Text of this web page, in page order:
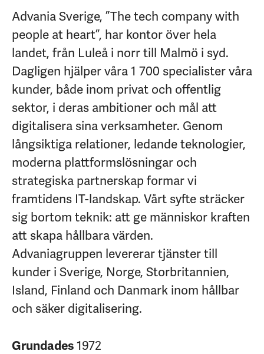
Advania Sverige, ”The tech company with
people at heart”, har kontor över hela
landet, från Luleå i norr till Malmö i syd.
Dagligen hjälper våra 1 700 specialister våra
kunder, både inom privat och offentlig
sektor, i deras ambitioner och mål att
digitalisera sina verksamheter. Genom
långsiktiga relationer, ledande teknologier,
moderna plattformslösningar och
strategiska partnerskap formar vi
framtidens IT-landskap. Vårt syfte sträcker
sig bortom teknik: att ge människor kraften
att skapa hållbara värden.
Advaniagruppen levererar tjänster till
kunder i Sverige, Norge, Storbritannien,
Island, Finland och Danmark inom hållbar
och säker digitalisering.
Grundades1972